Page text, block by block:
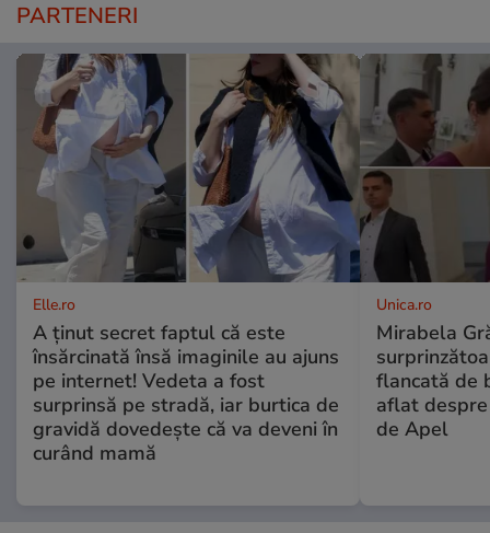
PARTENERI
Elle.ro
A ținut secret faptul că este
însărcinată însă imaginile au ajuns
pe internet! Vedeta a fost
surprinsă pe stradă, iar burtica de
gravidă dovedește că va deveni în
curând mamă
Unica.ro
Mirabela
flancată de
aflat
de Apel